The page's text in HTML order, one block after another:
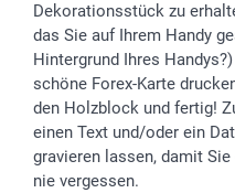
smartgarantie
smartbonus
Dekorationsstück zu
das Sie auf Ihrem Handy
Hintergrund Ihres
schöne Forex-Karte
den Holzblock und fertig!
einen Text und/oder ein
gravieren lassen, damit
nie vergessen.